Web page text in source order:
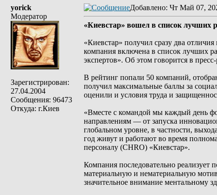
yorick
Модератор
Зарегистрирован:
27.04.2004
Сообщения: 96473
Откуда: г.Киев
Добавлено: Чт Май 07,
«Киевстар» вошел в список лучших
«Киевстар» получил сразу два
компания включена в список лучших
экспертов». Об этом говорится в
В рейтинг попали 50 компаний,
получил максимальные баллы за
оценили и условия труда и
«Вместе с командой мы каждый день
направлениям — от запуска
глобальном уровне, в частности,
год живут и работают во время
персоналу (CHRO) «Киевстар».
Компания последовательно реализует
материальную и нематериальную
значительное внимание ментальному